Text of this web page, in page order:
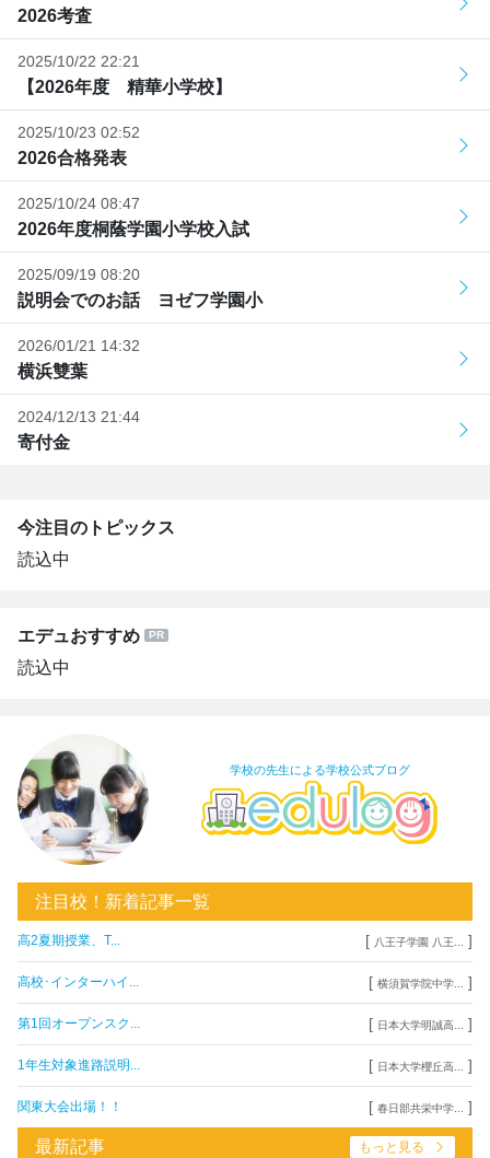
2026考査
2025/10/22 22:21
【2026年度 精華小学校】
2025/10/23 02:52
2026合格発表
2025/10/24 08:47
2026年度桐蔭学園小学校入試
2025/09/19 08:20
説明会でのお話 ヨゼフ学園小
2026/01/21 14:32
横浜雙葉
2024/12/13 21:44
寄付金
今注目のトピックス
読込中
エデュおすすめ
読込中
学校の先生による学校公式ブログ
注目校！新着記事一覧
高2夏期授業、T... [ 八王子学園 八王... ]
高校･インターハイ... [ 横須賀学院中学... ]
第1回オープンスク... [ 日本大学明誠高... ]
1年生対象進路説明... [ 日本大学櫻丘高... ]
関東大会出場！！ [ 春日部共栄中学... ]
最新記事 もっと見る